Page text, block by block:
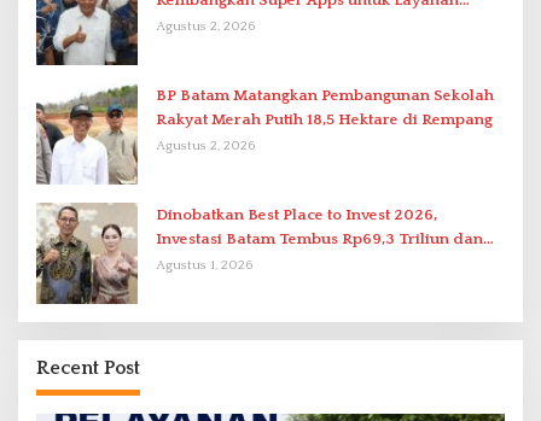
Terpadu
Agustus 2, 2026
BP Batam Matangkan Pembangunan Sekolah
Rakyat Merah Putih 18,5 Hektare di Rempang
Agustus 2, 2026
Dinobatkan Best Place to Invest 2026,
Investasi Batam Tembus Rp69,3 Triliun dan
Ekonomi Tumbuh 6,76 Persen
Agustus 1, 2026
Recent Post